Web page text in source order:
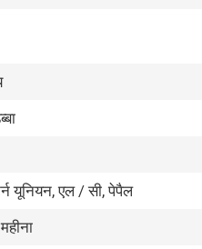
यूनियन, एल / सी, पेपैल